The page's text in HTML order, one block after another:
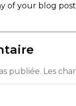
of your blog
publiée. Les